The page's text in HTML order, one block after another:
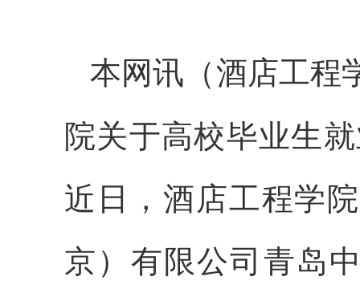
本网讯 （酒店工
院关于高校毕业生
近日，酒店工程学
京）有限公司青岛